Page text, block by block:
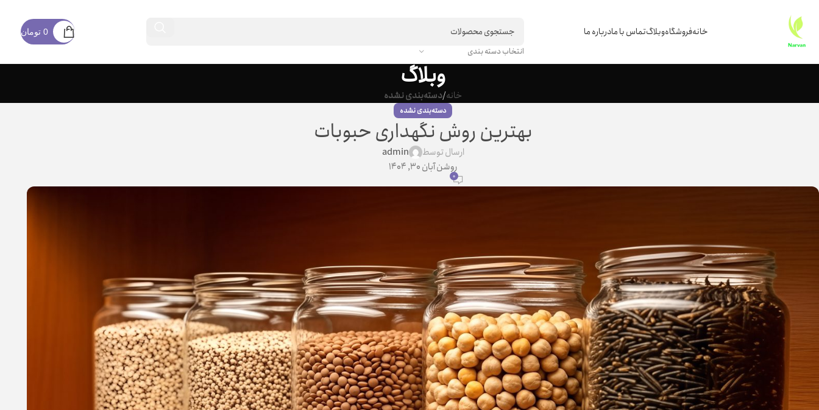
خانهفروشگاهوبلاگتماس با مادرباره ما
انتخاب دسته بندی
0 تومان
وبلاگ
خانه دسته‌بندی نشده
دسته‌بندی نشده
بهترین روش نگهداری حبوبات
ارسال توسط
admin
روشن آبان 30, 1404
0